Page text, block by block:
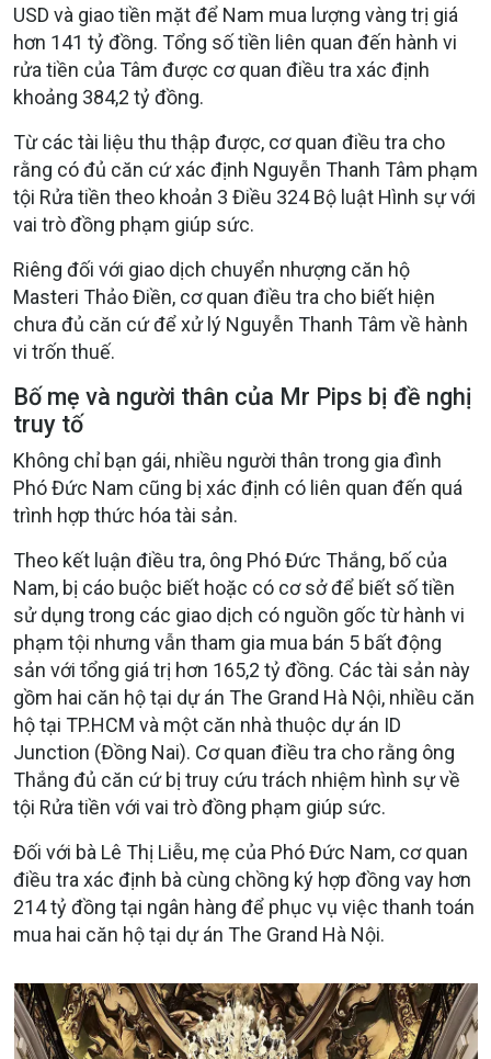
USD và giao tiền mặt để Nam mua lượng vàng trị giá
hơn 141 tỷ đồng. Tổng số tiền liên quan đến hành vi
rửa tiền của Tâm được cơ quan điều tra xác định
khoảng 384,2 tỷ đồng.
Từ các tài liệu thu thập được, cơ quan điều tra cho
rằng có đủ căn cứ xác định Nguyễn Thanh Tâm phạm
tội Rửa tiền theo khoản 3 Điều 324 Bộ luật Hình sự với
vai trò đồng phạm giúp sức.
Riêng đối với giao dịch chuyển nhượng căn hộ
Masteri Thảo Điền, cơ quan điều tra cho biết hiện
chưa đủ căn cứ để xử lý Nguyễn Thanh Tâm về hành
vi trốn thuế.
Bố mẹ và người thân của Mr Pips bị đề nghị
truy tố
Không chỉ bạn gái, nhiều người thân trong gia đình
Phó Đức Nam cũng bị xác định có liên quan đến quá
trình hợp thức hóa tài sản.
Theo kết luận điều tra, ông Phó Đức Thắng, bố của
Nam, bị cáo buộc biết hoặc có cơ sở để biết số tiền
sử dụng trong các giao dịch có nguồn gốc từ hành vi
phạm tội nhưng vẫn tham gia mua bán 5 bất động
sản với tổng giá trị hơn 165,2 tỷ đồng. Các tài sản này
gồm hai căn hộ tại dự án The Grand Hà Nội, nhiều căn
hộ tại TP.HCM và một căn nhà thuộc dự án ID
Junction (Đồng Nai). Cơ quan điều tra cho rằng ông
Thắng đủ căn cứ bị truy cứu trách nhiệm hình sự về
tội Rửa tiền với vai trò đồng phạm giúp sức.
Đối với bà Lê Thị Liễu, mẹ của Phó Đức Nam, cơ quan
điều tra xác định bà cùng chồng ký hợp đồng vay hơn
214 tỷ đồng tại ngân hàng để phục vụ việc thanh toán
mua hai căn hộ tại dự án The Grand Hà Nội.